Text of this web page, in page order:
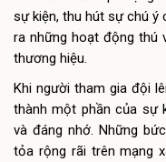
sự kiện, thu hút sự chú ý
ra những hoạt động thú
thương hiệu.
Khi người tham gia đội
thành một phần của sự
và đáng nhớ. Những
tỏa rộng rãi trên mạng